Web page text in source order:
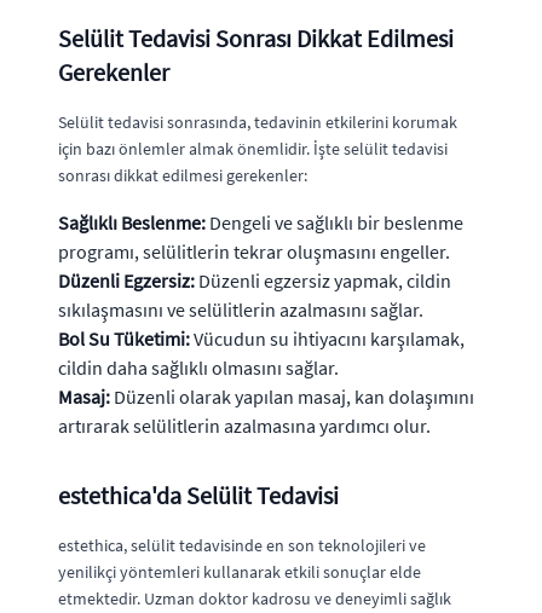
Selülit Tedavisi Sonrası Dikkat Edilmesi
Gerekenler
Selülit tedavisi sonrasında, tedavinin etkilerini korumak
için bazı önlemler almak önemlidir. İşte selülit tedavisi
sonrası dikkat edilmesi gerekenler:
Sağlıklı Beslenme: Dengeli ve sağlıklı bir beslenme
programı, selülitlerin tekrar oluşmasını engeller.
Düzenli Egzersiz: Düzenli egzersiz yapmak, cildin
sıkılaşmasını ve selülitlerin azalmasını sağlar.
Bol Su Tüketimi:Vücudun su ihtiyacını karşılamak,
cildin daha sağlıklı olmasını sağlar.
Masaj: Düzenli olarak yapılan masaj, kan dolaşımını
artırarak selülitlerin azalmasına yardımcı olur.
estethica'da Selülit Tedavisi
estethica, selülit tedavisinde en son teknolojileri ve
yenilikçi yöntemleri kullanarak etkili sonuçlar elde
etmektedir. Uzman doktor kadrosu ve deneyimli sağlık